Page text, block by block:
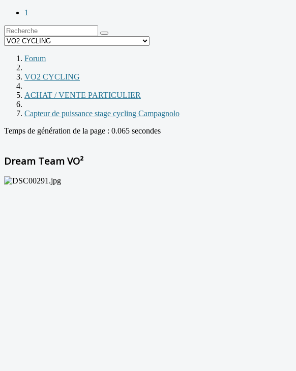
1
Forum
VO2 CYCLING
ACHAT / VENTE PARTICULIER
Capteur de puissance stage cycling Campagnolo
Temps de génération de la page : 0.065 secondes
Dream Team VO²